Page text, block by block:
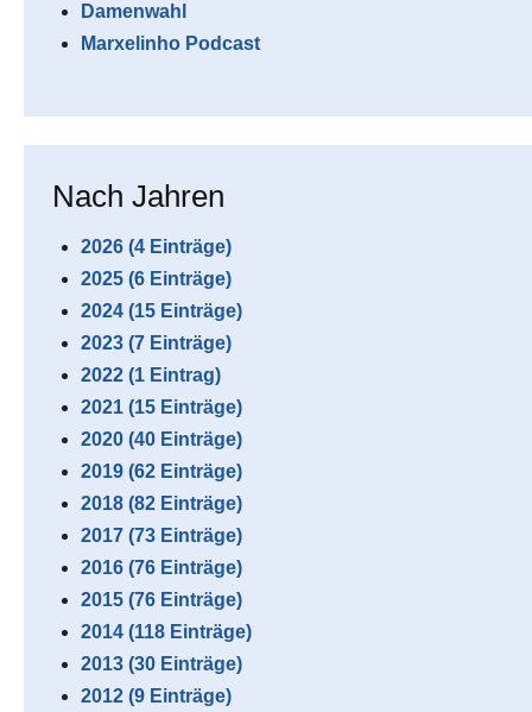
Damenwahl
Marxelinho Podcast
Nach Jahren
2026 (4 Einträge)
2025 (6 Einträge)
2024 (15 Einträge)
2023 (7 Einträge)
2022 (1 Eintrag)
2021 (15 Einträge)
2020 (40 Einträge)
2019 (62 Einträge)
2018 (82 Einträge)
2017 (73 Einträge)
2016 (76 Einträge)
2015 (76 Einträge)
2014 (118 Einträge)
2013 (30 Einträge)
2012 (9 Einträge)